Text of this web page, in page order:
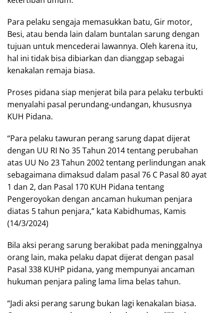
Para pelaku sengaja memasukkan batu, Gir motor,
Besi, atau benda lain dalam buntalan sarung dengan
tujuan untuk mencederai lawannya. Oleh karena itu,
hal ini tidak bisa dibiarkan dan dianggap sebagai
kenakalan remaja biasa.
Proses pidana siap menjerat bila para pelaku terbukti
menyalahi pasal perundang-undangan, khususnya
KUH Pidana.
“Para pelaku tawuran perang sarung dapat dijerat
dengan UU RI No 35 Tahun 2014 tentang perubahan
atas UU No 23 Tahun 2002 tentang perlindungan anak
sebagaimana dimaksud dalam pasal 76 C Pasal 80 ayat
1 dan 2, dan Pasal 170 KUH Pidana tentang
Pengeroyokan dengan ancaman hukuman penjara
diatas 5 tahun penjara,” kata Kabidhumas, Kamis
(14/3/2024)
Bila aksi perang sarung berakibat pada meninggalnya
orang lain, maka pelaku dapat dijerat dengan pasal
Pasal 338 KUHP pidana, yang mempunyai ancaman
hukuman penjara paling lama lima belas tahun.
“Jadi aksi perang sarung bukan lagi kenakalan biasa.